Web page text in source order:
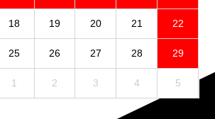
18 19 20 21 22
25 26 27 28 29
1 2 3 4 5